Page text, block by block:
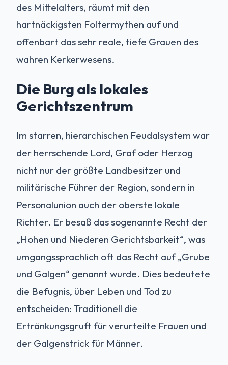
des Mittelalters, räumt mit den
hartnäckigsten Foltermythen auf und
offenbart das sehr reale, tiefe Grauen des
wahren Kerkerwesens.
Die Burg als lokales
Gerichtszentrum
Im starren, hierarchischen Feudalsystem war
der herrschende Lord, Graf oder Herzog
nicht nur der größte Landbesitzer und
militärische Führer der Region, sondern in
Personalunion auch der oberste lokale
Richter. Er besaß das sogenannte Recht der
„Hohen und Niederen Gerichtsbarkeit“, was
umgangssprachlich oft das Recht auf „Grube
und Galgen“ genannt wurde. Dies bedeutete
die Befugnis, über Leben und Tod zu
entscheiden: Traditionell die
Ertränkungsgruft für verurteilte Frauen und
der Galgenstrick für Männer.